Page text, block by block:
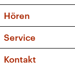
Musikliste
Kakadu –
Hören
Service
FAQ
Kontakt